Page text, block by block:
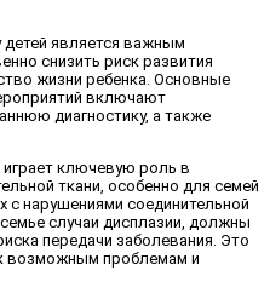
детей является важным
снизить риск развития
жизни ребенка. Основные
включают
диагностику, а также
играет ключевую роль в
ткани, особенно для семей
с нарушениями соединительной
случаи дисплазии, должны
передачи заболевания. Это
возможным проблемам и